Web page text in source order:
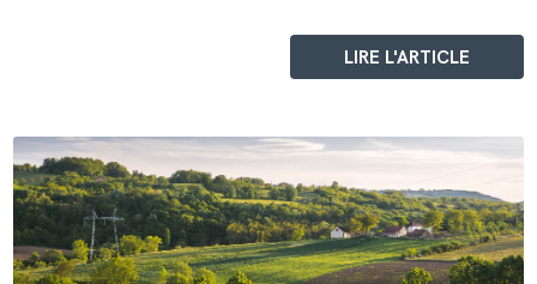
LIRE L'ARTICLE